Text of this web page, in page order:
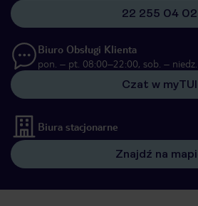
22 255 04 02
Biuro Obsługi Klienta
pon. – pt. 08:00–22:00, sob. –
Czat w myTUI
Biura stacjonarne
Znajdź na